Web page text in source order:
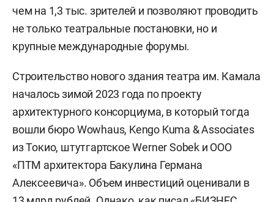
чем на 1,3 тыс. зрителей и позволяют проводить
не только театральные постановки, но и
крупные международные форумы.
Строительство нового здания театра им. Камала
началось зимой 2023 года по проекту
архитектурного консорциума, в который тогда
вошли бюро Wowhaus, Kengo Kuma & Associates
из Токио, штутгартское Werner Sobek и ООО
«ПТМ архитектора Бакулина Германа
Алексеевича». Объем инвестиций оценивали в